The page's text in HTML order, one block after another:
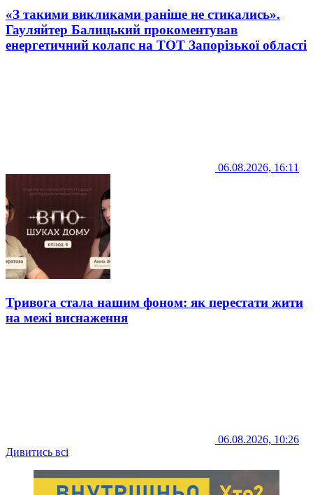
«З такими викликами раніше не стикались».
Гауляйтер Балицький прокоментував
енергетичний колапс на ТОТ Запорізької області
06.08.2026, 16:11
Тривога стала нашим фоном: як перестати жити
на межі виснаження
06.08.2026, 10:26
Дивитись всі